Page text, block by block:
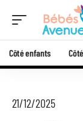
Côté enfants
21/12/2025